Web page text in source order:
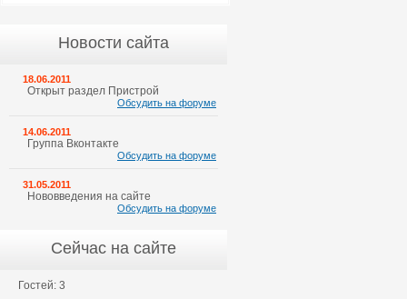
Новости сайта
18.06.2011
Открыт раздел Пристрой
Обсудить на форуме
14.06.2011
Группа Вконтакте
Обсудить на форуме
31.05.2011
Нововведения на сайте
Обсудить на форуме
Сейчас на сайте
Гостей: 3